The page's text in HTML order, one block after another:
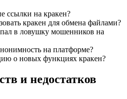
ссылки на кракен?
кракен для обмена файлами?
в ловушку мошенников на
на платформе?
о новых функциях кракен?
и недостатков